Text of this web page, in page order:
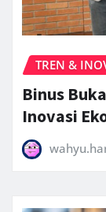
TREN &
Binus
Inovasi